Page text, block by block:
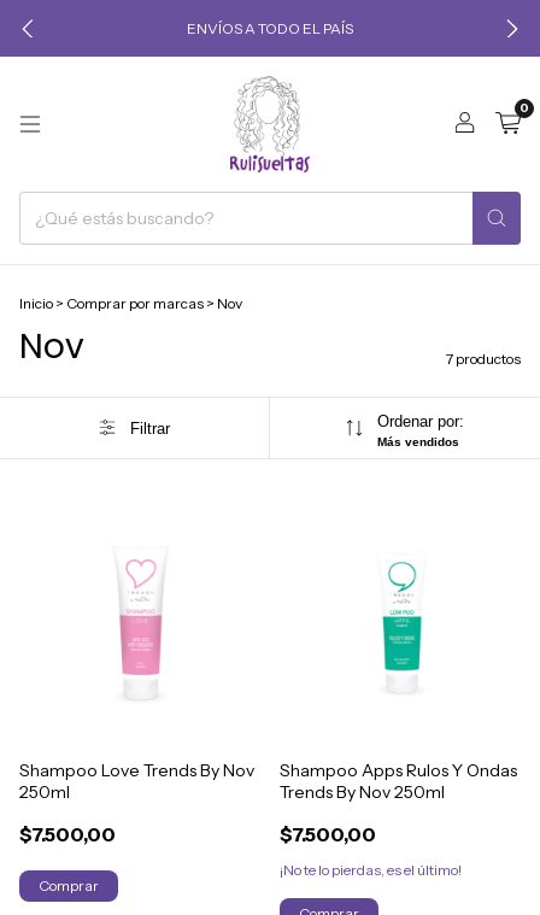
ENVÍOS A TODO EL PAÍS
0
Inicio > Comprar por marcas > Nov
Nov 7 productos
Filtrar Ordenar por:
Más vendidos
Shampoo Love Trends By Nov
250ml
$7.500,00
Shampoo Apps Rulos Y Ondas
Trends By Nov 250ml
$7.500,00
¡No te lo pierdas, es el último!